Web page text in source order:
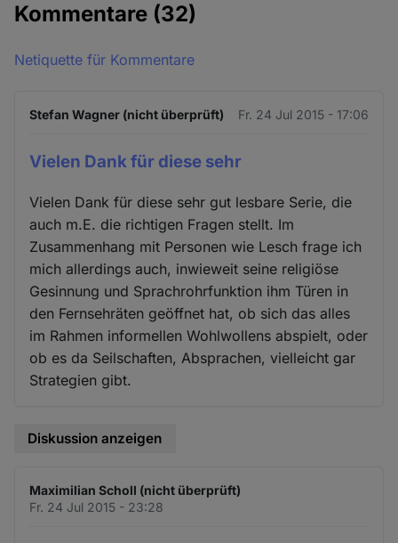
Kommentare (32)
Netiquette für Kommentare
Stefan Wagner (nicht überprüft) Fr. 24 Jul 2015 - 17:06
Vielen Dank für diese sehr
Vielen Dank für diese sehr gut lesbare Serie, die
auch m.E. die richtigen Fragen stellt. Im
Zusammenhang mit Personen wie Lesch frage ich
mich allerdings auch, inwieweit seine religiöse
Gesinnung und Sprachrohrfunktion ihm Türen in
den Fernsehräten geöffnet hat, ob sich das alles
im Rahmen informellen Wohlwollens abspielt, oder
ob es da Seilschaften, Absprachen, vielleicht gar
Strategien gibt.
Diskussion anzeigen
Maximilian Scholl (nicht überprüft)
Fr. 24 Jul 2015 - 23:28